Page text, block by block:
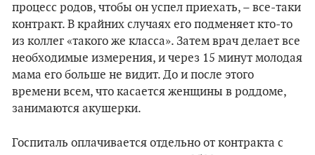
процесс родов, чтобы он успел приехать, – все-таки
контракт. В крайних случаях его подменяет кто-то
из коллег «такого же класса». Затем врач делает все
необходимые измерения, и через 15 минут молодая
мама его больше не видит. До и после этого
времени всем, что касается женщины в роддоме,
занимаются акушерки.
Госпиталь оплачивается отдельно от контракта с